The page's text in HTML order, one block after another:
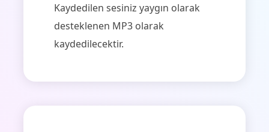
Kaydedilen sesiniz yaygın olarak
desteklenen MP3 olarak
kaydedilecektir.